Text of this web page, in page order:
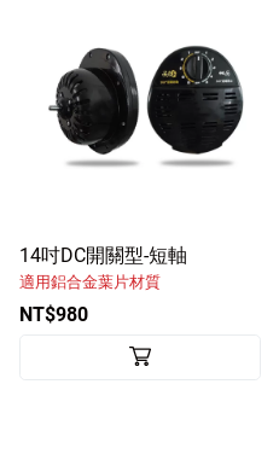
14吋DC開關型-短軸
適用鋁合金葉片材質
NT$980